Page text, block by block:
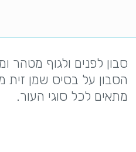
סבון לפנים ולגוף מטהר
הסבון על בסיס שמן זית
מתאים לכל סוגי העור.